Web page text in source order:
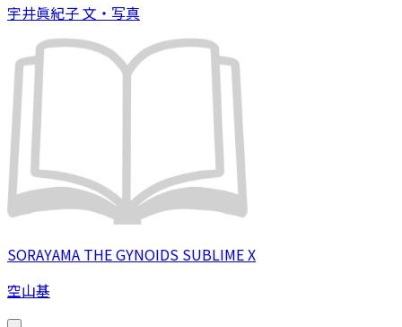
宇井眞紀子 文・写真
SORAYAMA THE GYNOIDS SUBLIME X
空山基